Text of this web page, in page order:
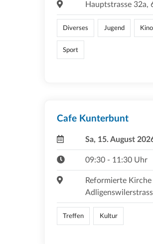
Hauptstrasse 32a,
Diverses Jugend Kino
Sport
Cafe Kunterbunt
Sa, 15. August
09:30 - 11:30 Uhr
Reformierte Kirche
Treffen Kultur